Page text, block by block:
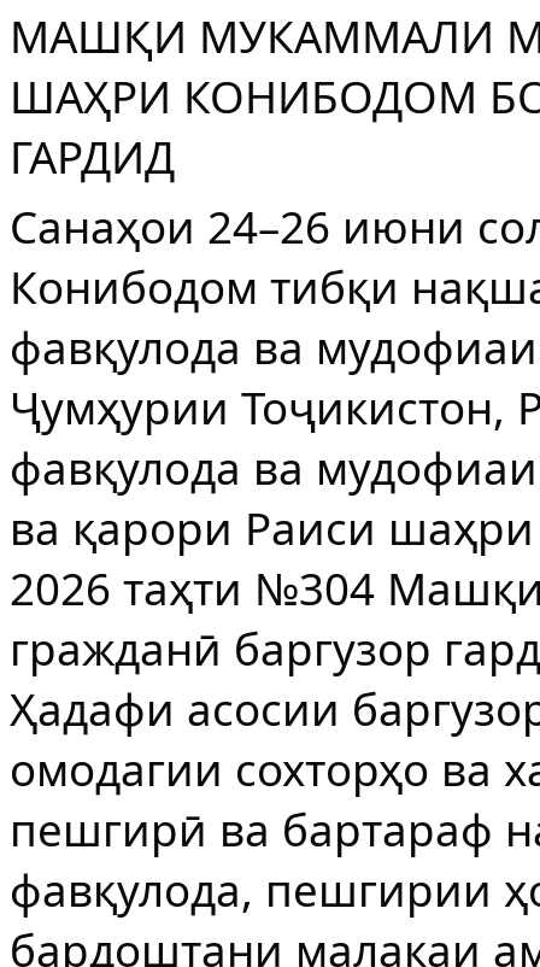
МАШҚИ МУКАММАЛИ
ШАҲРИ КОНИБОДОМ
ГАРДИД
Санаҳои 24–26 июни
Конибодом тибқи
фавқулода ва
Ҷумҳурии Тоҷикистон,
фавқулода ва
ва қарори Раиси
2026 таҳти №304
гражданӣ баргузор
Ҳадафи асосии
омодагии сохторҳо ва
пешгирӣ ва бартараф
фавқулода, пешгирии
бардоштани малакаи